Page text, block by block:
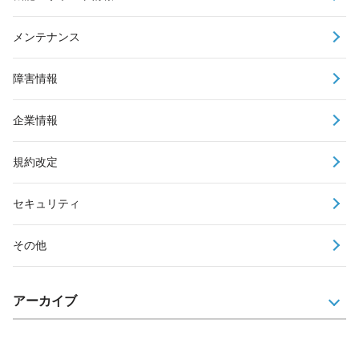
メンテナンス
障害情報
企業情報
規約改定
セキュリティ
その他
アーカイブ